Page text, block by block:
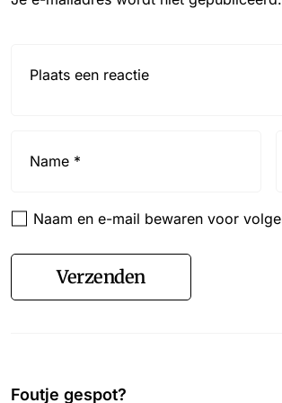
Naam en e-mail bewaren voor
Verzenden
Foutje gespot?